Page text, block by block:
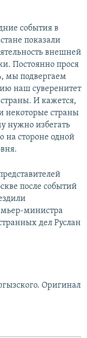
события в
показали
внешней
Постоянно прося
мы подвергаем
наш суверенитет
страны. И кажется,
некоторые страны
нужно избегать
на стороне одной
после событий
министра
дел Руслан
Оригинал